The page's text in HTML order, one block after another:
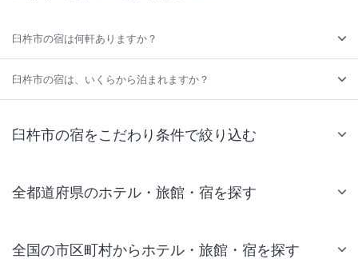
臼杵市の宿は何軒ありますか？
臼杵市の宿は、いくらから泊まれますか？
臼杵市の宿をこだわり条件で絞り込む
全都道府県のホテル・旅館・宿を探す
全国の市区町村からホテル・旅館・宿を探す